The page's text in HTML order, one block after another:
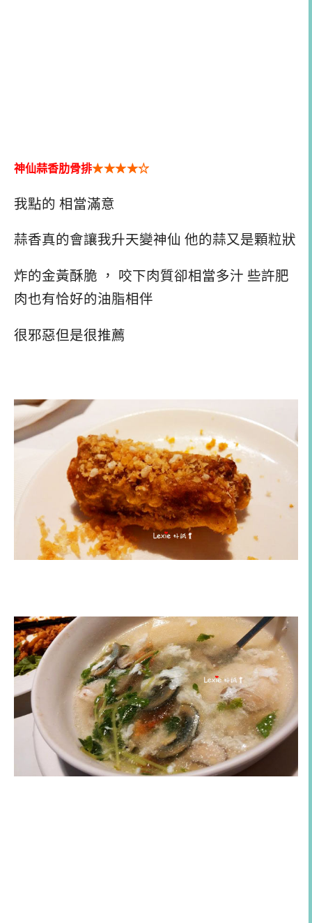
神仙蒜香肋骨排★★★★☆
我點的 相當滿意
蒜香真的會讓我升天變神仙 他的蒜又是顆粒狀
炸的金黃酥脆 ， 咬下肉質卻相當多汁 些許肥
肉也有恰好的油脂相伴
很邪惡但是很推薦